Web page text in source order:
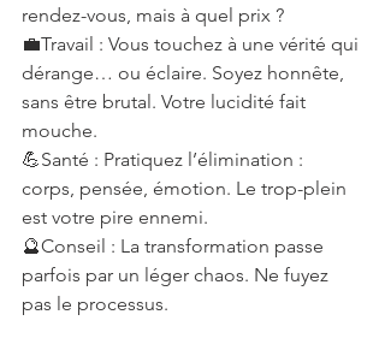
rendez-vous, mais à quel prix ?
💼Travail : Vous touchez à une vérité qui
dérange… ou éclaire. Soyez honnête,
sans être brutal. Votre lucidité fait
mouche.
💪Santé : Pratiquez l’élimination :
corps, pensée, émotion. Le trop-plein
est votre pire ennemi.
🔮Conseil : La transformation passe
parfois par un léger chaos. Ne fuyez
pas le processus.